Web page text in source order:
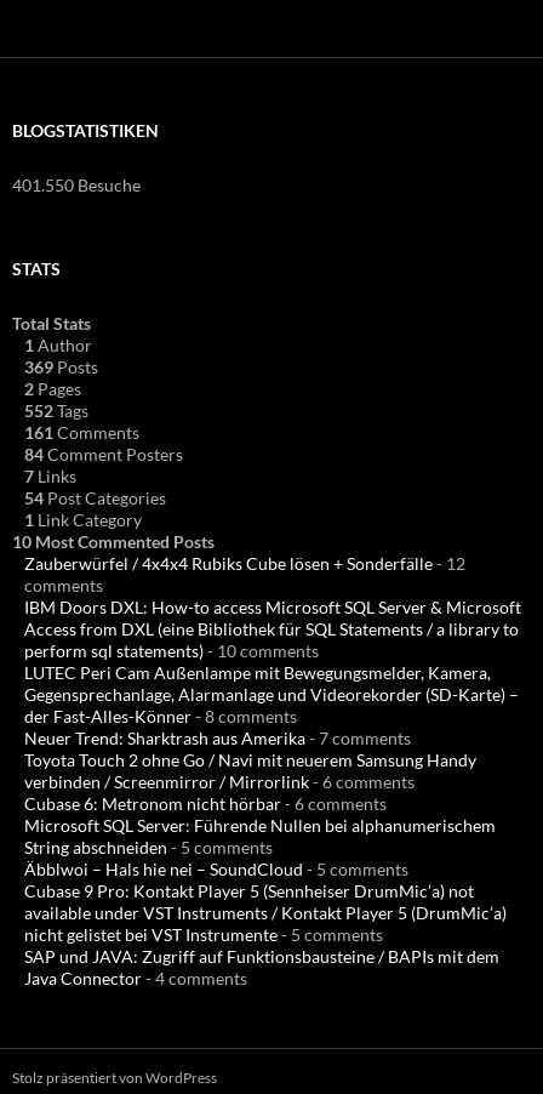
BLOGSTATISTIKEN
401.550 Besuche
STATS
Total Stats
1 Author
369 Posts
2 Pages
552Tags
161 Comments
84Comment Posters
7 Links
54 Post Categories
1 Link Category
10 Most Commented Posts
Zauberwürfel / 4x4x4 Rubiks Cube lösen + Sonderfälle- 12
comments
IBM Doors DXL: How-to access Microsoft SQL Server & Microsoft
Access from DXL (eine Bibliothek für SQL Statements / a library to
perform sql statements)- 10 comments
LUTEC Peri Cam Außenlampe mit Bewegungsmelder, Kamera,
Gegensprechanlage, Alarmanlage und Videorekorder (SD-Karte) –
der Fast-Alles-Könner- 8 comments
Neuer Trend: Sharktrash aus Amerika- 7 comments
Toyota Touch 2 ohne Go / Navi mit neuerem Samsung Handy
verbinden / Screenmirror / Mirrorlink- 6 comments
Cubase 6: Metronom nicht hörbar- 6 comments
Microsoft SQL Server: Führende Nullen bei alphanumerischem
String abschneiden - 5 comments
Äbblwoi – Hals hie nei – SoundCloud - 5 comments
Cubase 9 Pro: Kontakt Player 5 (Sennheiser DrumMic’a) not
available under VST Instruments / Kontakt Player 5 (DrumMic’a)
nicht gelistet bei VST Instrumente- 5 comments
SAP und JAVA: Zugriff auf Funktionsbausteine / BAPIs mit dem
Java Connector- 4 comments
Stolz präsentiert von WordPress